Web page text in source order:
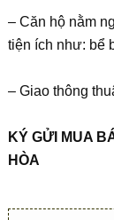
– Căn hộ nằm
tiện ích như: bể
– Giao thông
KÝ GỬI MUA
HÒA